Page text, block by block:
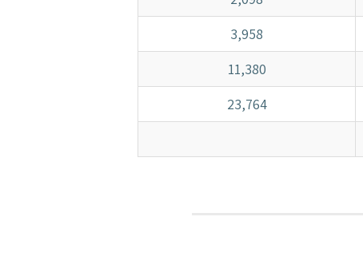
3,958
11,380
23,764